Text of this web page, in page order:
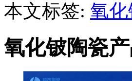
本文标签: 氧
氧化铍陶瓷